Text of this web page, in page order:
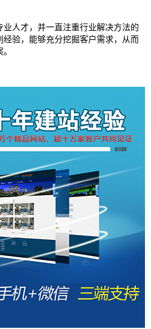
人才，并一直注重行业解决方法的
验，能够充分挖掘客户需求，从而